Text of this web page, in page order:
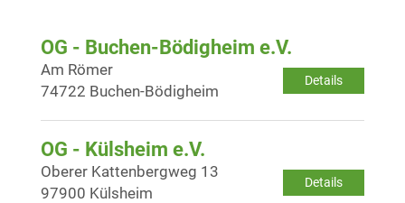
OG - Buchen-Bödigheim e.V.
Details
Am Römer
74722 Buchen-Bödigheim
OG - Külsheim e.V.
Details
Oberer Kattenbergweg 13
97900 Külsheim